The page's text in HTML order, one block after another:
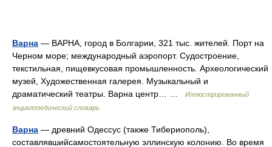
Варна — ВАРНА, город в Болгарии, 321 тыс. жителей. Порт на
Черном море; международный аэропорт. Судостроение,
текстильная, пищевкусовая промышленность. Археологический
музей, Художественная галерея. Музыкальный и
драматический театры. Варна центр… …
Иллюстрированный
энциклопедический словарь
Варна — древний Одессус (также Тибеpиополь),
составлявшийсамостоятельную эллинскую колонию. Во время